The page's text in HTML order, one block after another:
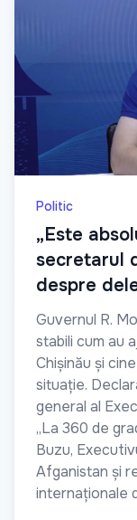
Politic
„Este
secretarul
despre
Guvernul R.
stabili cum au
Chișinău și
situație.
general al
„La 360 de
Buzu,
Afganistan și
internaționale